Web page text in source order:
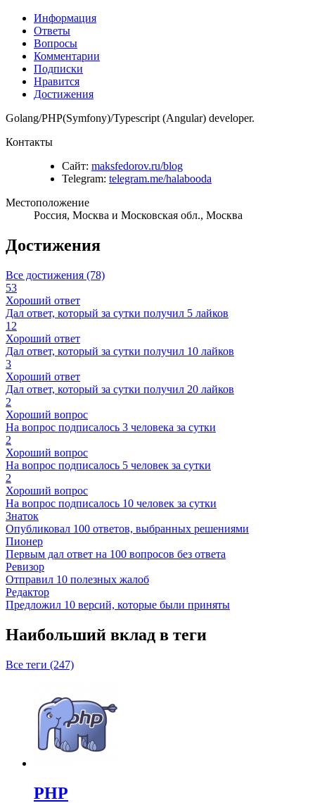
Информация
Ответы
Вопросы
Комментарии
Подписки
Нравится
Достижения
Golang/PHP(Symfony)/Typescript (Angular) developer.
Контакты
Сайт: maksfedorov.ru/blog
Telegram: telegram.me/halabooda
Местоположение
Россия, Москва и Московская обл., Москва
Достижения
Все достижения (78)
53
Хороший ответ
Дал ответ, который за сутки получил 5 лайков
12
Хороший ответ
Дал ответ, который за сутки получил 10 лайков
3
Хороший ответ
Дал ответ, который за сутки получил 20 лайков
2
Хороший вопрос
На вопрос подписалось 3 человека за сутки
2
Хороший вопрос
На вопрос подписалось 5 человек за сутки
2
Хороший вопрос
На вопрос подписалось 10 человек за сутки
Знаток
Опубликовал 100 ответов, выбранных решениями
Пионер
Первым дал ответ на 100 вопросов без ответа
Ревизор
Отправил 10 полезных жалоб
Редактор
Предложил 10 версий, которые были приняты
Наибольший вклад в теги
Все теги (247)
PHP